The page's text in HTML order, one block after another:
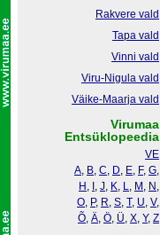
Rakvere vald
Tapa vald
Vinni vald
Viru-Nigula vald
Väike-Maarja vald
Virumaa
Entsüklopeedia
VE
A, B, C, D, E, F, G,
H , , J, K, L, M , N ,
O, P, R, S, T, U, V,
Õ, Ä, Ö, Ü, X, Y, Z